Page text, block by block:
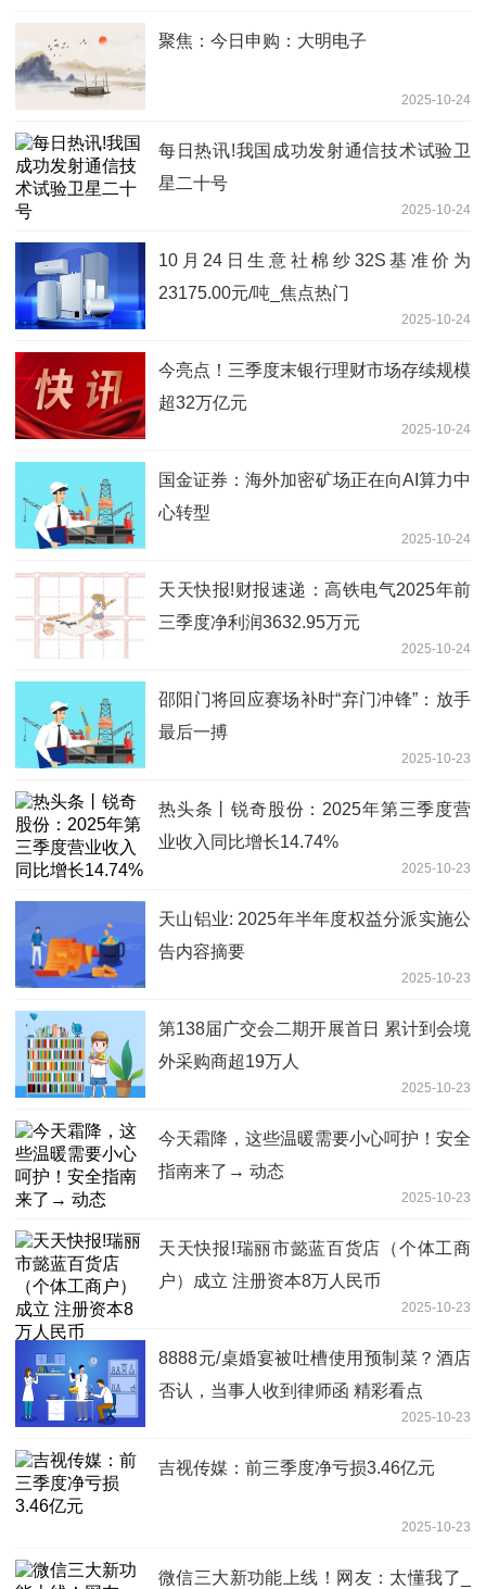
聚焦：今日申购：大明电子
2025-10-24
每日热讯!我国成功发射通信技术试验卫
星二十号
2025-10-24
10月24日生意社棉纱32S基准价为
23175.00元/吨_焦点热门
2025-10-24
今亮点！三季度末银行理财市场存续规模
超32万亿元
2025-10-24
国金证券：海外加密矿场正在向AI算力中
心转型
2025-10-24
天天快报!财报速递：高铁电气2025年前
三季度净利润3632.95万元
2025-10-24
邵阳门将回应赛场补时“弃门冲锋”：放手
最后一搏
2025-10-23
热头条丨锐奇股份：2025年第三季度营
业收入同比增长14.74%
2025-10-23
天山铝业: 2025年半年度权益分派实施公
告内容摘要
2025-10-23
第138届广交会二期开展首日 累计到会境
外采购商超19万人
2025-10-23
今天霜降，这些温暖需要小心呵护！安全
指南来了→ 动态
2025-10-23
天天快报!瑞丽市懿蓝百货店（个体工商
户）成立 注册资本8万人民币
2025-10-23
8888元/桌婚宴被吐槽使用预制菜？酒店
否认，当事人收到律师函 精彩看点
2025-10-23
吉视传媒：前三季度净亏损3.46亿元
2025-10-23
微信三大新功能上线！网友：太懂我了_